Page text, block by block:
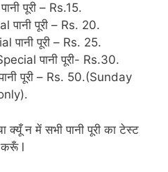
पूरी – Rs.15.
पानी पूरी – Rs. 20.
पानी पूरी – Rs. 25.
पानी पूरी- Rs.30.
पूरी – Rs. 50.(Sunday
क्यूँ न में सभी पानी पूरी का टेस्ट
करूँ l